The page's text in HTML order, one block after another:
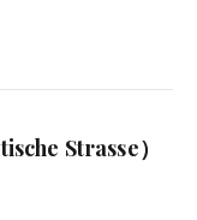
Strasse）